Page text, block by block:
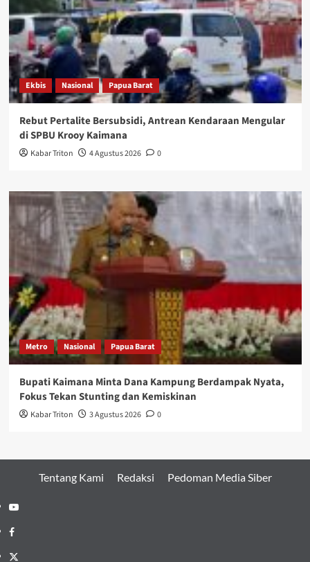
Ekbis Nasional Papua Barat
Rebut Pertalite Bersubsidi, Antrean Kendaraan Mengular
di SPBU Krooy Kaimana
Kabar Triton 4 Agustus 2026 0
Metro Nasional Papua Barat
Bupati Kaimana Minta Dana Kampung Berdampak Nyata,
Fokus Tekan Stunting dan Kemiskinan
Kabar Triton 3 Agustus 2026 0
Tentang Kami Redaksi Pedoman Media Siber
Youtube
Facebook
Twitter